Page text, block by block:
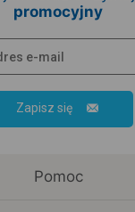
promocyjny
Zapisz się
Pomoc